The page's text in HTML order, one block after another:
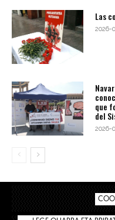
Las
2026-
que
del
2026-